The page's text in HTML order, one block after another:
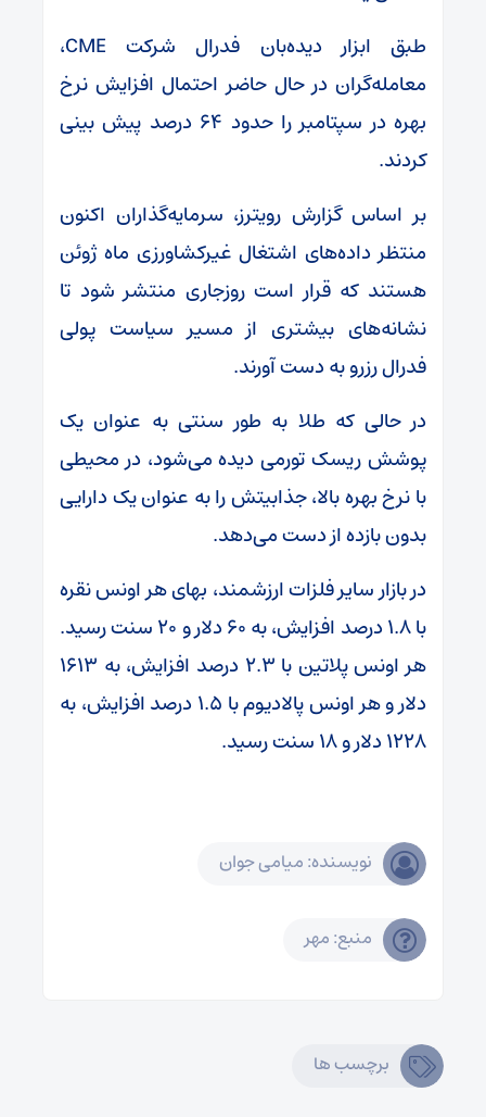
طبق ابزار دیده‌بان فدرال شرکت CME،
معامله‌گران در حال حاضر احتمال افزایش نرخ
بهره در سپتامبر را حدود ۶۴ درصد پیش بینی
کردند.
بر اساس گزارش رویترز، سرمایه‌گذاران اکنون
منتظر داده‌های اشتغال غیرکشاورزی ماه ژوئن
هستند که قرار است روزجاری منتشر شود تا
نشانه‌های بیشتری از مسیر سیاست‌ پولی
فدرال رزرو به دست آورند.
در حالی که طلا به طور سنتی به عنوان یک
پوشش ریسک تورمی دیده می‌شود، در محیطی
با نرخ بهره بالا، جذابیتش را به عنوان یک دارایی
بدون بازده از دست می‌دهد.
در بازار سایر فلزات ارزشمند، بهای هر اونس نقره
با ۱.۸ درصد افزایش، به ۶۰ دلار و ۲۰ سنت رسید.
هر اونس پلاتین با ۲.۳ درصد افزایش، به ۱۶۱۳
دلار و هر اونس پالادیوم با ۱.۵ درصد افزایش، به
۱۲۲۸ دلار و ۱۸ سنت رسید.
نویسنده: میامی جوان
منبع: مهر
برچسب ها